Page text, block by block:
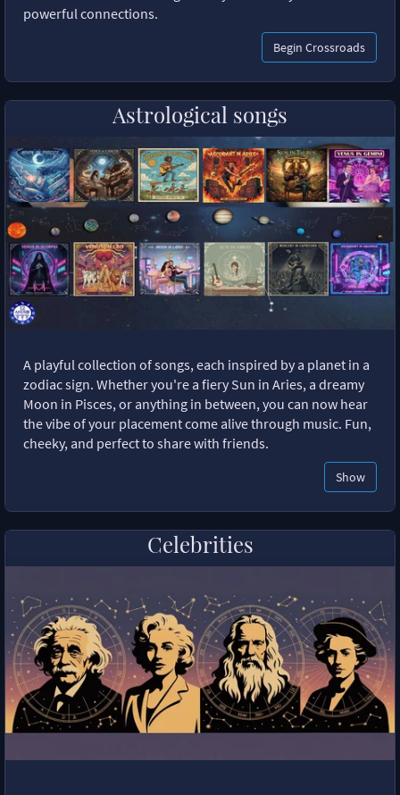
powerful connections.
Begin Crossroads
Astrological songs
A playful collection of songs, each inspired by a planet in a
zodiac sign. Whether you're a fiery Sun in Aries, a dreamy
Moon in Pisces, or anything in between, you can now hear
the vibe of your placement come alive through music. Fun,
cheeky, and perfect to share with friends.
Show
Celebrities